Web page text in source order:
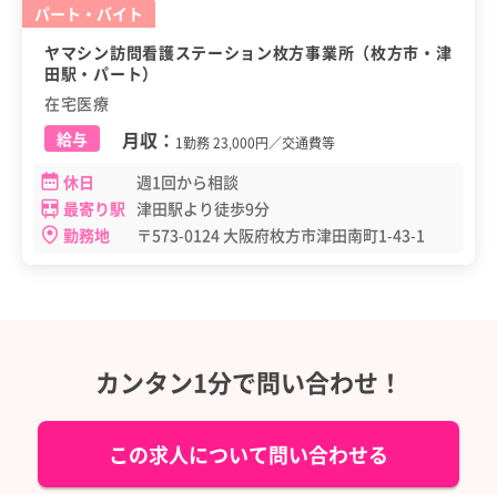
パート・バイト
ヤマシン訪問看護ステーション枚方事業所（枚方市・津
田駅・パート）
在宅医療
給与
月収： 1勤務 23,000円／交通費等
休日
週1回から相談
最寄り駅 津田駅より徒歩9分
勤務地
〒573-0124 大阪府枚方市津田南町1-43-1
カンタン1分で問い合わせ！
この求人について問い合わせる